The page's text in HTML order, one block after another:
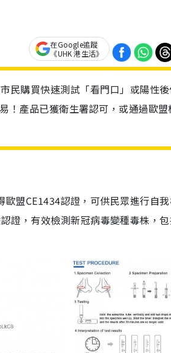
在Google追蹤
《UHK 港生活》
民購買快速測試「看門口」或陽性
！產品已獲衛生署認可，或通過歐盟
盟CE1434認證，可供民眾進行自
證，有效檢測新冠病毒變種毒株，